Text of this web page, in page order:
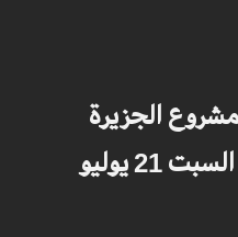
الجزيرة
بدار الحزب بودمدني السبت 21 يوليو